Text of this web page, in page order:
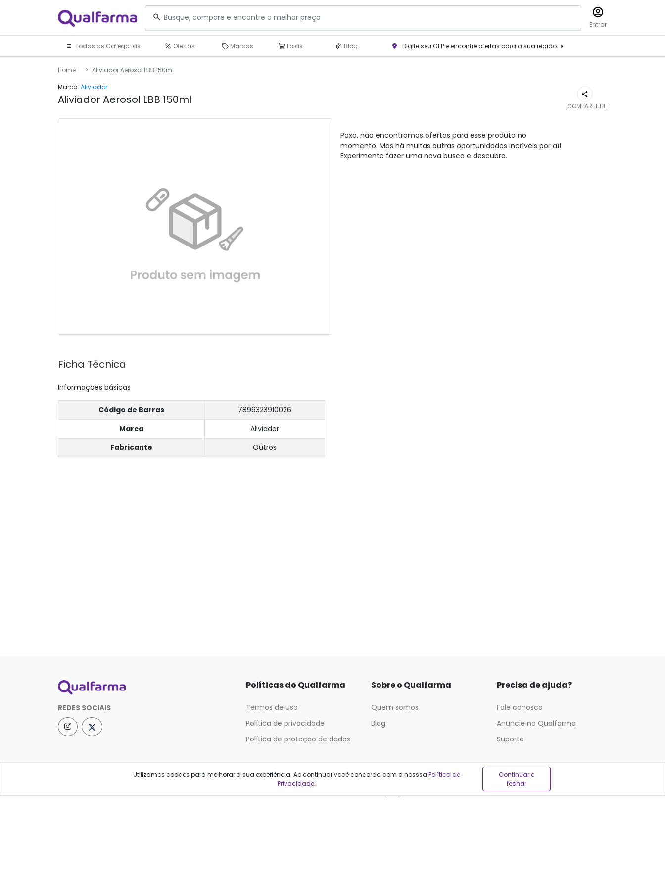
Entrar
Todas as Categorias Ofertas Marcas Lojas Blog Digite seu CEP e encontre ofertas para a sua região
Home
Aliviador Aerosol LBB 150ml
Marca: Aliviador
Aliviador Aerosol LBB 150ml COMPARTILHE
Poxa, não encontramos ofertas para esse produto no
momento. Mas há muitas outras oportunidades incríveis por aí!
Experimente fazer uma nova busca e descubra.
Ficha Técnica
Informações básicas
Código de Barras
7896323910026
Marca
Aliviador
Fabricante
Outros
REDES SOCIAIS
Políticas do Qualfarma
Termos de uso
Política de privacidade
Política de proteção de dados
Sobre o Qualfarma
Quem somos
Blog
Precisa de ajuda?
Fale conosco
Anuncie no Qualfarma
Suporte
Categorias
Utilizamos cookies para melhorar a sua experiência. Ao continuar você concorda com a nosssa Política de
Privacidade.
Continuar e
fechar